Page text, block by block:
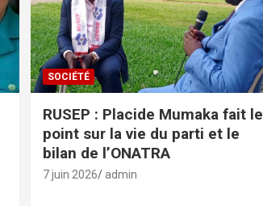
SOCIÉTÉ
RUSEP : Placide Mumaka fait le
point sur la vie du parti et le
bilan de l’ONATRA
7 juin 2026 admin